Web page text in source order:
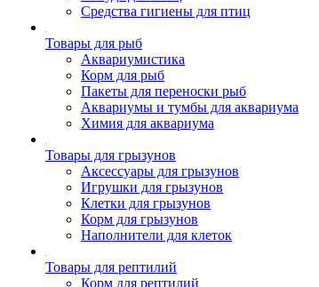
Средства гигиены для птиц
Товары для рыб
Аквариумистика
Корм для рыб
Пакеты для переноски рыб
Аквариумы и тумбы для аквариума
Химия для аквариума
Товары для грызунов
Аксессуары для грызунов
Игрушки для грызунов
Клетки для грызунов
Корм для грызунов
Наполнители для клеток
Товары для рептилий
Корм для рептилий